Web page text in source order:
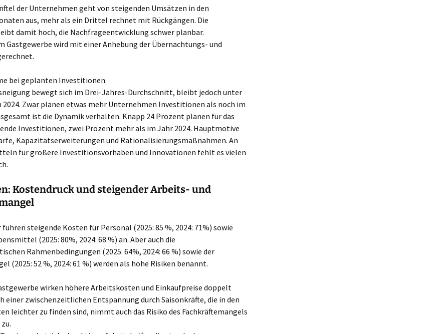
der Unternehmen geht von steigenden Umsätzen in den
aus, mehr als ein Drittel rechnet mit Rückgängen. Die
damit hoch, die Nachfrageentwicklung schwer planbar.
Gastgewerbe wird mit einer Anhebung der Übernachtungs- und
bei geplanten Investitionen
bewegt sich im Drei-Jahres-Durchschnitt, bleibt jedoch unter
2024. Zwar planen etwas mehr Unternehmen Investitionen als noch im
ist die Dynamik verhalten. Knapp 24 Prozent planen für das
Investitionen, zwei Prozent mehr als im Jahr 2024. Hauptmotive
Kapazitätserweiterungen und Rationalisierungsmaßnahmen. An
für größere Investitionsvorhaben und Innovationen fehlt es vielen
Kostendruck und steigender Arbeits- und
führen steigende Kosten für Personal (2025: 85 %, 2024: 71%) sowie
(2025: 80%, 2024: 68 %) an. Aber auch die
Rahmenbedingungen (2025: 64%, 2024: 66 %) sowie der
(2025: 52 %, 2024: 61 %) werden als hohe Risiken benannt.
wirken höhere Arbeitskosten und Einkaufpreise doppelt
einer zwischenzeitlichen Entspannung durch Saisonkräfte, die in den
leichter zu finden sind, nimmt auch das Risiko des Fachkräftemangels